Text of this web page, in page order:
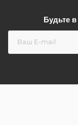
Будьте